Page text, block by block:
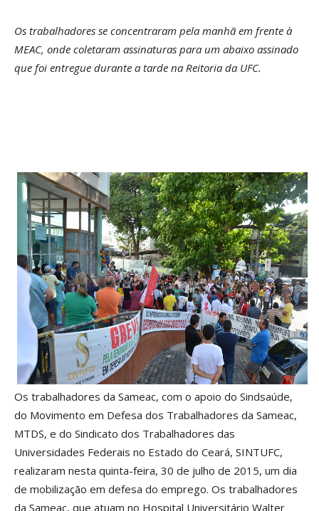
Os trabalhadores se concentraram pela manhã em frente à
MEAC, onde coletaram assinaturas para um abaixo assinado
que foi entregue durante a tarde na Reitoria da UFC.
Os trabalhadores da Sameac, com o apoio do Sindsaúde,
do Movimento em Defesa dos Trabalhadores da Sameac,
MTDS, e do Sindicato dos Trabalhadores das
Universidades Federais no Estado do Ceará, SINTUFC,
realizaram nesta quinta-feira, 30 de julho de 2015, um dia
de mobilização em defesa do emprego. Os trabalhadores
da Sameac, que atuam no Hospital Universitário Walter